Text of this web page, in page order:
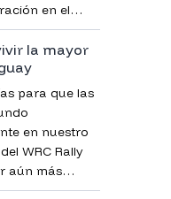
en el
la mayor
para que las
en nuestro
WRC Rally
aún más
y un